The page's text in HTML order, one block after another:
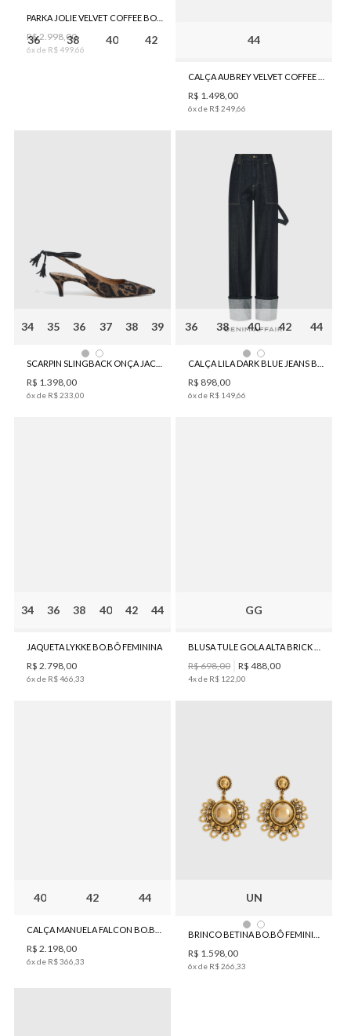
36 38 40 42
R$ 2 998 00
6x de R$ 49966
44
R$ 1 498 00
6x de R$24966
34 35 36 37 38 39
R$ 1.398,00
6x de R$233 00
36 38 40 42 44
R$ 898,00
6x de R$ 14966
34 36 38 40 42 44
JAQUETA LYKKE BO.BÔ FEMININA
R$ 2 798 00
6x de R$466 33
GG
R$698,00 R$ 488 00
4x de R$ 122 00
40 42 44
R$ 2.198,00
6x de R$366,33
UN
R$ 1 598 00
6x de R$266 33